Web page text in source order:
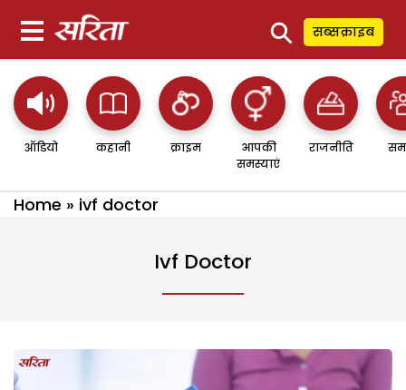
⚲ सब्सक्राइब
ऑडियो कहानी क्राइम
आपकी
समस्याएं
राजनीति
Home » ivf doctor
Ivf Doctor